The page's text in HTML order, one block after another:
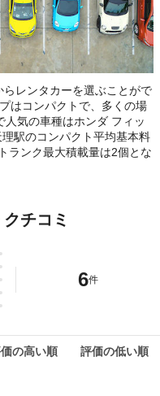
レンタカーを選ぶことがで
はコンパクトで、多くの場
気の車種はホンダ フィッ
駅のコンパクト平均基本料
ランク最大積載量は2個とな
チコミ
6件
の高い順 評価の低い順